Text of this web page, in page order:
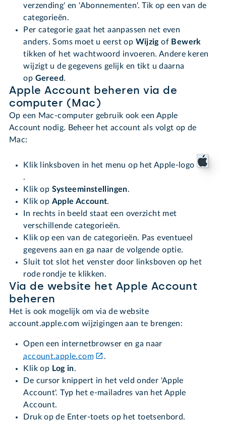
verzending' en 'Abonnementen'. Tik op een van de
categorieën.
Per categorie gaat het aanpassen net even
anders. Soms moet u eerst op Wijzigof Bewerk
tikken of het wachtwoord invoeren. Andere keren
wijzigt u de gegevens gelijk en tikt u daarna
op Gereed.
Apple Account beheren via de
computer (Mac)
Op een Mac-computer gebruik ook een Apple
Account nodig. Beheer het account als volgt op de
Mac:
Klik linksboven in het menu op het Apple-logo
.
Klik op Systeeminstellingen.
Klik op Apple Account.
In rechts in beeld staat een overzicht met
verschillende categorieën.
Klik op een van de categorieën. Pas eventueel
gegevens aan en ga naar de volgende optie.
Sluit tot slot het venster door linksboven op het
rode rondje te klikken.
Via de website het Apple Account
beheren
Het is ook mogelijk om via de website
account.apple.com wijzigingen aan te brengen:
Open een internetbrowser en ga naar
account.apple.com
.
Klik op Log in.
De cursor knippert in het veld onder 'Apple
Account'. Typ het e-mailadres van het Apple
Account.
Druk op de Enter-toets op het toetsenbord.